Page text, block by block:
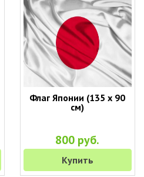
Флаг Японии (135 х 90
см)
800 руб.
Купить